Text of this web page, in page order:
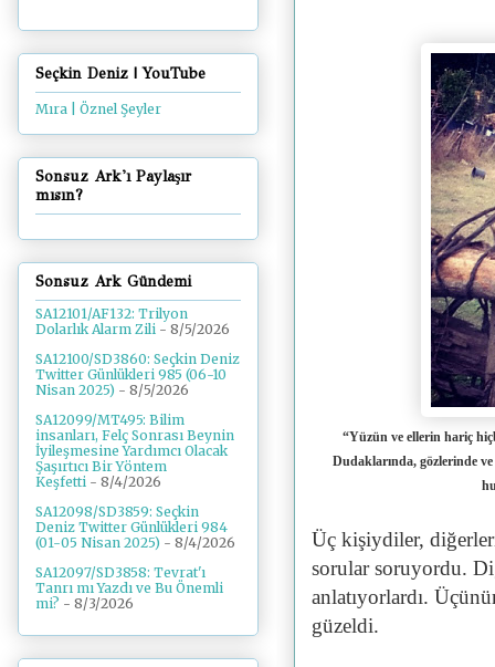
“Yüzün ve ellerin hariç
Dudaklarında, gözlerinde
Üç kişiydiler,
sorular soruyordu.
anlatıyorlardı.
güzeldi.
Seçkin Deniz | YouTube
Mıra | Öznel Şeyler
Sonsuz Ark'ı Paylaşır
mısın?
Sonsuz Ark Gündemi
SA12101/AF132: Trilyon
Dolarlık Alarm Zili - 8/5/2026
SA12100/SD3860: Seçkin Deniz
Twitter Günlükleri 985 (06-10
Nisan 2025) - 8/5/2026
SA12099/MT495: Bilim
insanları, Felç Sonrası Beynin
İyileşmesine Yardımcı Olacak
Şaşırtıcı Bir Yöntem
Keşfetti - 8/4/2026
SA12098/SD3859: Seçkin
Deniz Twitter Günlükleri 984
(01-05 Nisan 2025) - 8/4/2026
SA12097/SD3858: Tevrat'ı
Tanrı mı Yazdı ve Bu Önemli
mi? - 8/3/2026